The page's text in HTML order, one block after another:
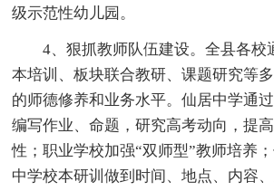
级示范性幼儿园。
4、狠抓教师队伍建设。全县各校
本培训、板块联合教研、课题研究等
的师德修养和业务水平。仙居中学通
编写作业、命题，研究高考动向，提
性；职业学校加强“双师型”教师培养
中学校本研训做到时间、地点、内容